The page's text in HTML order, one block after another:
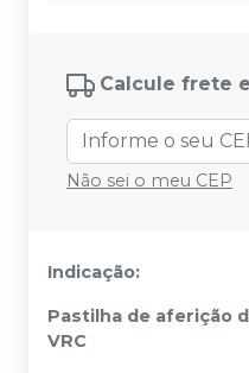
Calcule frete
Não sei o meu CEP
Indicação:
Pastilha de aferição
VRC